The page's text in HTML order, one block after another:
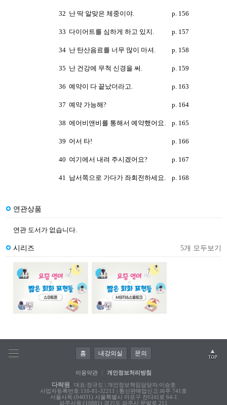
32 난 딱 알맞은 체중이야. p. 156
33 다이어트를 심하게 하고 있지. p. 157
34 난 탄산음료를 너무 많이 마셔. p. 158
35 난 건강에 무척 신경을 써. p. 159
36 예약이 다 끝났더라고. p. 163
37 예약 가능해? p. 164
38 에어비앤비를 통해서 예약했어요. p. 165
39 어서 타! p. 166
40 여기에서 내려 주시겠어요? p. 167
41 남서쪽으로 가다가 좌회전하세요. p. 168
연관상품
연관 도서가 없습니다.
시리즈 5개 모두보기
홈 내강의실 문의
이용약관 개인정보처리방침
다락원
대표:정규도 | 개인정보책임담당자:이승호
사업자등록번호:110-81-32211 | 통신판매업신고:파주 741호
서울사옥:(04031) 서울특별시 마포구 잔다리로 64-1
파주사옥:(10881) 경기도 파주시 문발로 211